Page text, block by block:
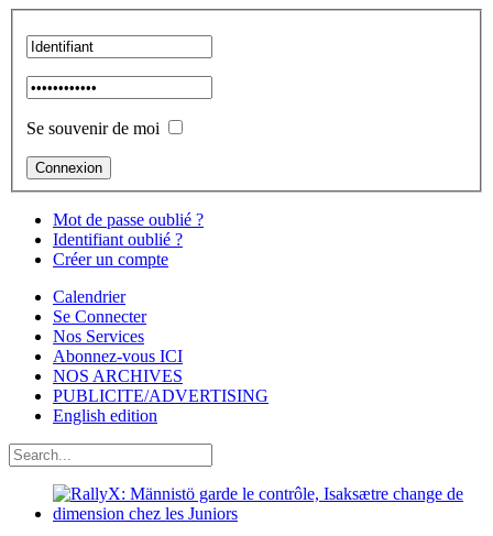
Se souvenir de moi
Mot de passe oublié ?
Identifiant oublié ?
Créer un compte
Calendrier
Se Connecter
Nos Services
Abonnez-vous ICI
NOS ARCHIVES
PUBLICITE/ADVERTISING
English edition